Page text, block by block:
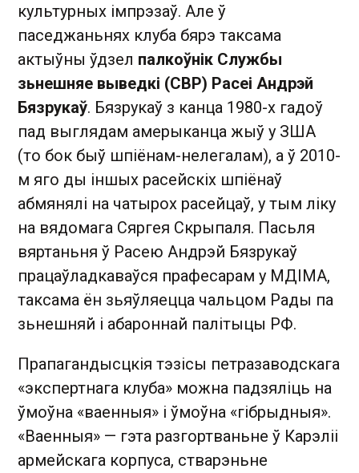
культурных імпрэзаў. Але ў
паседжаньнях клуба бярэ таксама
актыўны ўдзел палкоўнік Службы
зьнешняе выведкі (СВР) Расеі Андрэй
Бязрукаў. Бязрукаў з канца 1980-х гадоў
пад выглядам амерыканца жыў у ЗША
(то бок быў шпіёнам-нелегалам), а ў 2010-
м яго ды іншых расейскіх шпіёнаў
абмянялі на чатырох расейцаў, у тым ліку
на вядомага Сяргея Скрыпаля. Пасьля
вяртаньня ў Расею Андрэй Бязрукаў
працаўладкаваўся прафесарам у МДІМА,
таксама ён зьяўляецца чальцом Рады па
зьнешняй і абароннай палітыцы РФ.
Прапагандысцкія тэзісы петразаводскага
«экспертнага клуба» можна падзяліць на
ўмоўна «ваенныя» і ўмоўна «гібрыдныя».
«Ваенныя» — гэта разгортваньне ў Карэліі
армейскага корпуса, стварэньне